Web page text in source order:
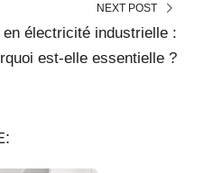
NEXT POST
électricité industrielle :
est-elle essentielle ?